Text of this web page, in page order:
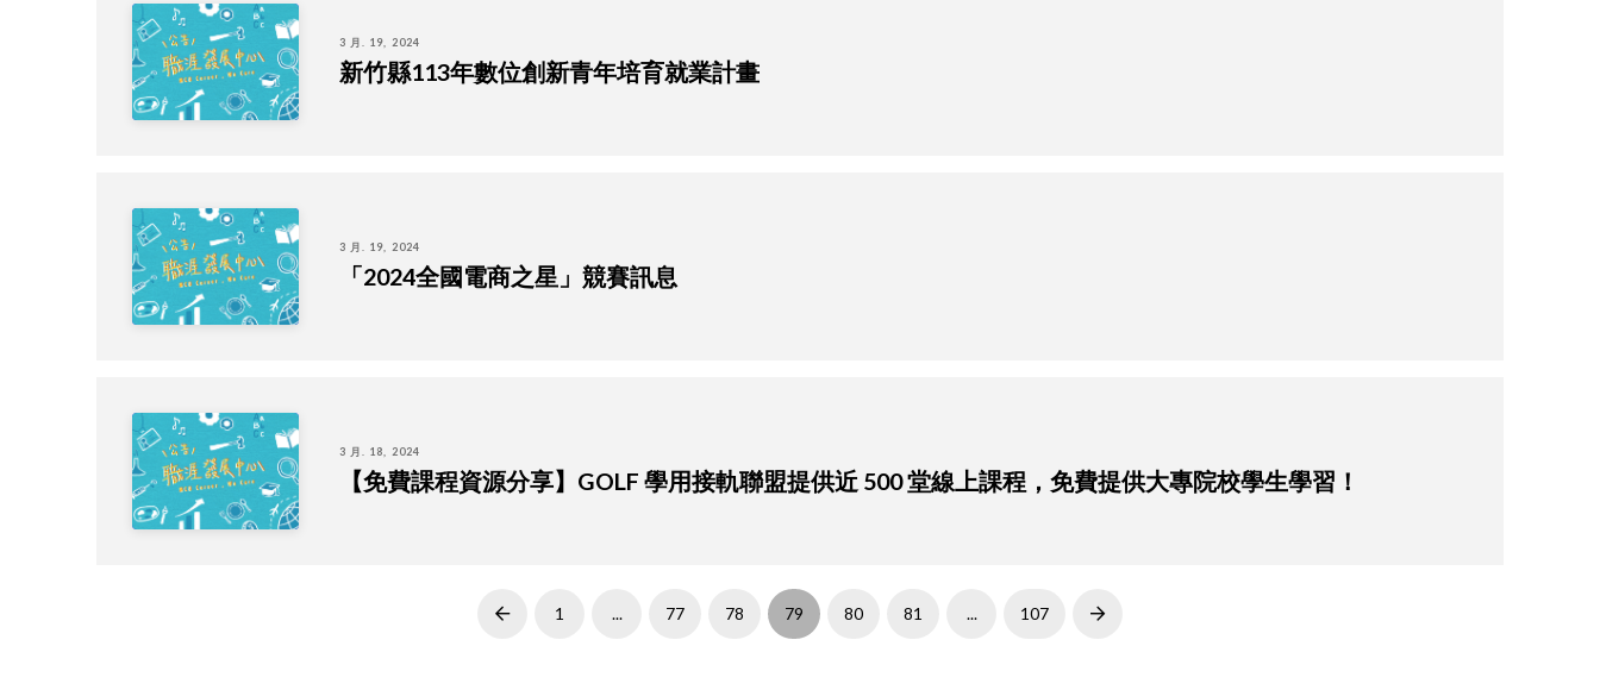
3 月. 19, 2024
新竹縣113年數位創新青年培育就業計畫
3 月. 19, 2024
「2024全國電商之星」競賽訊息
3 月. 18, 2024
【免費課程資源分享】GOLF 學用接軌聯盟提供近 500 堂線上課程，免費提供大專院校學生學習！
Prev 1 ... 77 78 79 80 81 ... 107 Next